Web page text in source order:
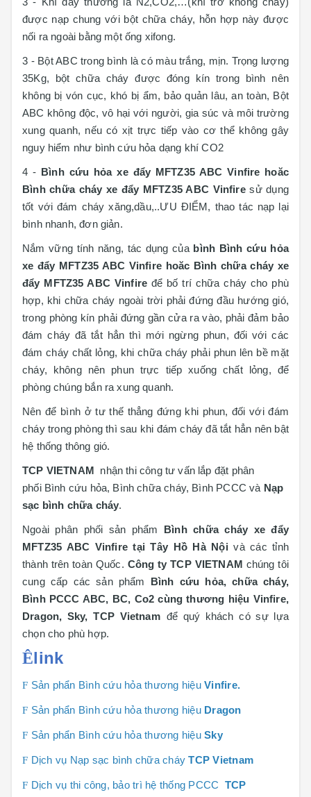
được nạp chung với bột chữa cháy, hỗn hợp này được
nối ra ngoài bằng một ống xifong.
3 - Bột ABC trong bình là có màu trắng, mịn. Trọng lượng
35Kg, bột chữa cháy được đóng kín trong bình nên
không bị vón cục, khó bị ẩm, bảo quản lâu, an toàn, Bột
ABC không độc, vô hại với người, gia súc và môi trường
xung quanh, nếu có xịt trực tiếp vào cơ thể không gây
nguy hiểm như bình cứu hỏa dạng khí CO2
4 -
Bình cứu hỏa xe đẩy MFTZ35 ABC Vinfire hoăc
Bình chữa cháy xe đẩy MFTZ35 ABC Vinfiresử dụng
tốt với đám cháy xăng,dầu,..ƯU ĐIỂM, thao tác nạp lại
bình nhanh, đơn giản.
Nắm vững tính năng, tác dụng của bình Bình cứu hỏa
xe đẩy MFTZ35 ABC Vinfire hoăc Bình chữa cháy xe
đẩy MFTZ35 ABC Vinfire để bố trí chữa cháy cho phù
hợp, khi chữa cháy ngoài trời phải đứng đầu hướng gió,
trong phòng kín phải đứng gần cửa ra vào, phải đảm bảo
đám cháy đã tắt hẳn thì mới ngừng phun, đối với các
đám cháy chất lỏng, khi chữa cháy phải phun lên bề mặt
cháy, không nên phun trực tiếp xuống chất lỏng, để
phòng chúng bắn ra xung quanh.
Nên để bình ở tư thế thẳng đứng khi phun, đối với đám
cháy trong phòng thì sau khi đám cháy đã tắt hẳn nên bật
hệ thống thông gió.
TCP VIETNAM nhận thi công tư vấn lắp đặt phân
phối Bình cứu hỏa, Bình chữa cháy, Bình PCCC và Nạp
sạc bình chữa cháy.
Ngoài phân phối sản phẩm
Bình chữa cháy xe đẩy
MFTZ35 ABC Vinfire tại Tây Hồ Hà Nội và các tỉnh
thành trên toàn Quốc. Công ty TCP VIETNAM chúng tôi
cung cấp các sản phẩm
Bình cứu hỏa, chữa cháy,
Bình PCCC ABC, BC, Co2 cùng thương hiệu Vinfire,
Dragon, Sky, TCP Vietnam để quý khách có sự lựa
chọn cho phù hợp.
Êlink
F Sản phẩn Bình cứu hỏa thương hiệu Vinfire.
F Sản phẩn Bình cứu hỏa thương hiệu Dragon
F Sản phẩn Bình cứu hỏa thương hiệu Sky
F Dịch vụ Nạp sạc bình chữa cháyTCP Vietnam
F Dịch vụ thi công, bảo trì hệ thống PCCC TCP